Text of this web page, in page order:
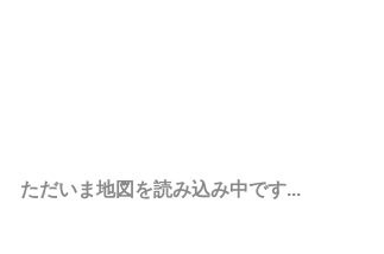
ただいま地図を読み込み中です...